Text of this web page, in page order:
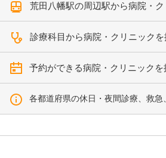
荒田八幡駅の周辺駅から病院・
診療科目から病院・クリニック
予約ができる病院・クリニック
各都道府県の休日・夜間診療、救急